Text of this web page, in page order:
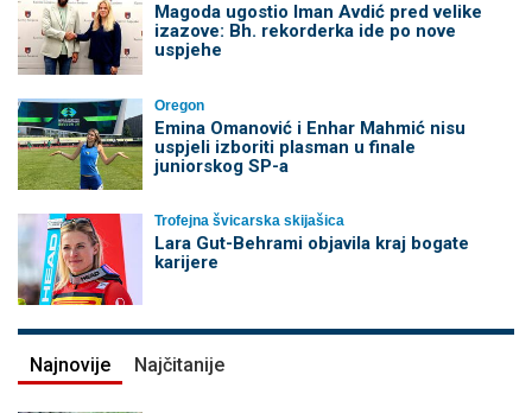
Magoda ugostio Iman Avdić pred velike
izazove: Bh. rekorderka ide po nove
uspjehe
Oregon
Emina Omanović i Enhar Mahmić nisu
uspjeli izboriti plasman u finale
juniorskog SP-a
Trofejna švicarska skijašica
Lara Gut-Behrami objavila kraj bogate
karijere
Najnovije Najčitanije